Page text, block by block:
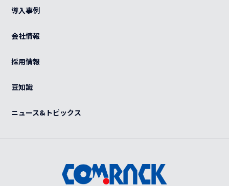
特注品
OEM
熱対策
カスタマイズ
感染症対策
カート
ご利用ガイド
導入事例
会社情報
採用情報
豆知識
ニュース&トピックス